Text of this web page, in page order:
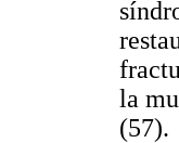
la
(57).